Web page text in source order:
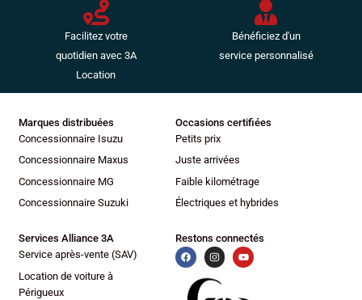
Facilitez votre
quotidien avec 3A
Location
Bénéficiez d'un
service personnalisé
Marques distribuées
Concessionnaire Isuzu
Concessionnaire Maxus
Concessionnaire MG
Concessionnaire Suzuki
Occasions certifiées
Petits prix
Juste arrivées
Faible kilométrage
Électriques et hybrides
Services Alliance 3A
Service après-vente (SAV)
Location de voiture à
Périgueux
Restons connectés